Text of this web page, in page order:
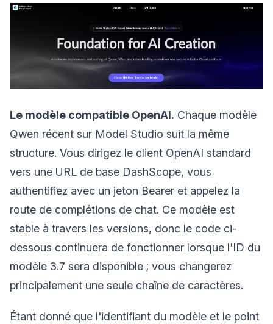
Le modèle compatible OpenAI. Chaque modèle
Qwen récent sur Model Studio suit la même
structure. Vous dirigez le client OpenAI standard
vers une URL de base DashScope, vous
authentifiez avec un jeton Bearer et appelez la
route de complétions de chat. Ce modèle est
stable à travers les versions, donc le code ci-
dessous continuera de fonctionner lorsque l'ID du
modèle 3.7 sera disponible ; vous changerez
principalement une seule chaîne de caractères.
Étant donné que l'identifiant du modèle et le point